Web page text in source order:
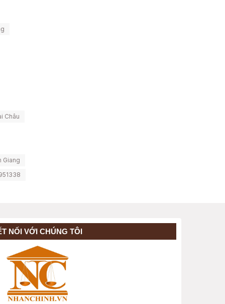
Châu
Giang
NỐI VỚI CHÚNG TÔI